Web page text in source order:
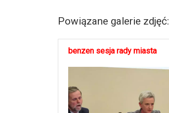
Powiązane galerie zdjęć:
benzen sesja rady miasta